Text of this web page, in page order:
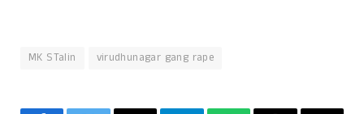
MK STalin virudhunagar gang rape